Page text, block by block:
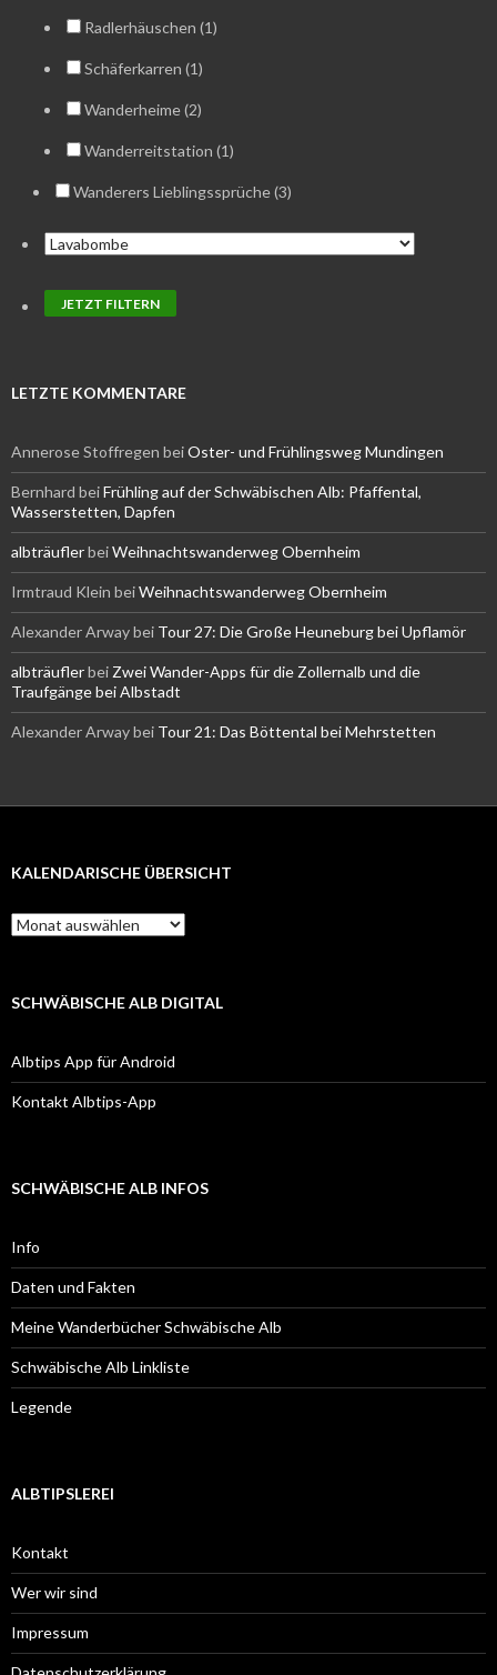
Radlerhäuschen (1)
Schäferkarren (1)
Wanderheime (2)
Wanderreitstation (1)
Wanderers Lieblingssprüche (3)
LETZTE KOMMENTARE
Annerose Stoffregen beiOster- und Frühlingsweg Mundingen
Bernhard beiFrühling auf der Schwäbischen Alb: Pfaffental,
Wasserstetten, Dapfen
albträuflerbeiWeihnachtswanderweg Obernheim
Irmtraud Klein beiWeihnachtswanderweg Obernheim
Alexander Arwaybei Tour 27: Die Große Heuneburg bei Upflamör
albträuflerbei Zwei Wander-Apps für die Zollernalb und die
Traufgänge bei Albstadt
Alexander Arwaybei Tour 21: Das Böttental bei Mehrstetten
KALENDARISCHE ÜBERSICHT
Kalendarische
Übersicht
SCHWÄBISCHE ALB DIGITAL
Albtips App für Android
Kontakt Albtips-App
SCHWÄBISCHE ALB INFOS
Info
Daten und Fakten
Meine Wanderbücher Schwäbische Alb
Schwäbische Alb Linkliste
Legende
ALBTIPSLEREI
Kontakt
Wer wir sind
Impressum